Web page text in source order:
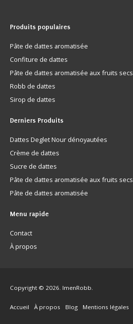
Produits populaires
Pâte de dattes aromatisée
Confiture de dattes
Pâte de dattes aromatisée aux fruits secs
Robb de dattes
Sirop de dattes
Derniers Produits
Dattes Deglet Nour dénoyautées
Crème de dattes
Sucre de dattes
Pâte de dattes aromatisée aux fruits secs
Pâte de dattes aromatisée
Menu rapide
Contact
À propos
Copyright © 2026. ImenRobb.
Accueil À propos Blog Mentions légales